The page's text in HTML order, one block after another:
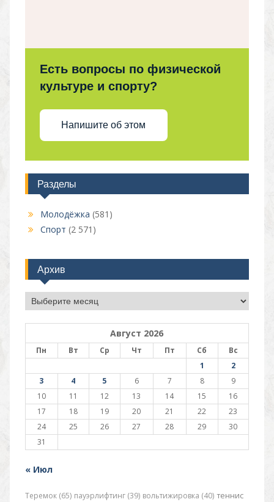
Есть вопросы по физической
культуре и спорту?
Напишите об этом
Разделы
Молодёжка (581)
Спорт (2 571)
Архив
Архив
Август 2026
Пн Вт Ср Чт Пт Сб
Вс
1
2
3
4 5 6 7 8
9
10
11 12 13 14 15
16
17
18 19 20 21 22
23
24
25 26 27 28 29
30
31
« Июл
Теремок (65) пауэрлифтинг (39) вольтижировка (40) теннис